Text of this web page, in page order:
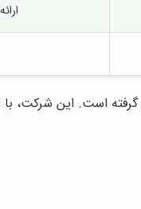
است. این شرکت، با